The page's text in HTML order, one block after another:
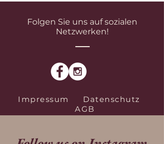
Folgen Sie uns auf sozialen
Netzwerken!
Impressum
Datenschutz
AGB